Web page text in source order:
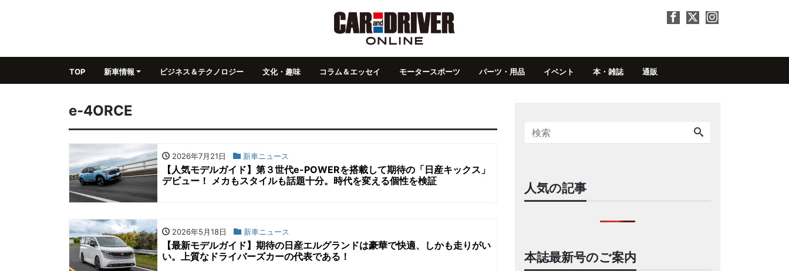
TOP 新車情報 ビジネス＆テクノロジー 文化・趣味 コラム＆エッセイ モータースポーツ パーツ・用品 イベント 本・雑誌 通販
e-4ORCE
2026年7月21日 新車ニュース
【人気モデルガイド】第３世代e-POWERを搭載して期待の「日産キックス」
デビュー！ メカもスタイルも話題十分。時代を変える個性を検証
2026年5月18日 新車ニュース
【最新モデルガイド】期待の日産エルグランドは豪華で快適、しかも走りがい
い。上質なドライバーズカーの代表である！
人気の記事
本誌最新号のご案内